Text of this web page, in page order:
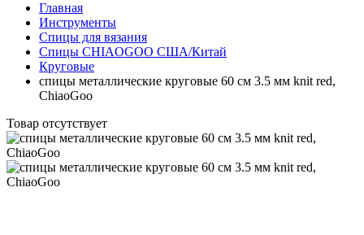
Главная
Инструменты
Спицы для вязания
Спицы CHIAOGOO США/Китай
Круговые
спицы металлические круговые 60 см 3.5 мм knit red,
ChiaoGoo
Товар отсутствует